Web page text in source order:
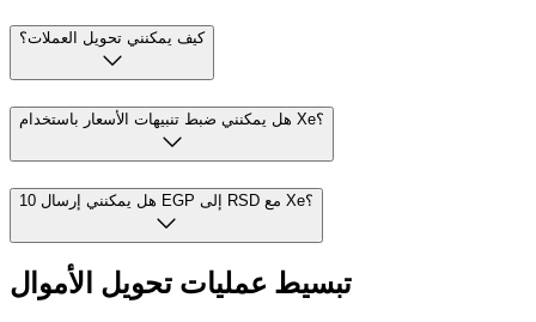
كيف يمكنني تحويل العملات؟
هل يمكنني ضبط تنبيهات الأسعار باستخدام Xe؟
هل يمكنني إرسال 10 EGP إلى RSD مع Xe؟
تبسيط عمليات تحويل الأموال